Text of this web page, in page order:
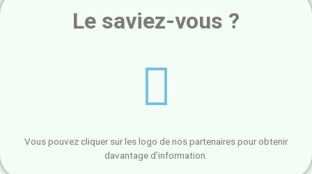
Le saviez-vous ?
Vous pouvez cliquer sur les logo de nos partenaires pour obtenir
davantage d’information.